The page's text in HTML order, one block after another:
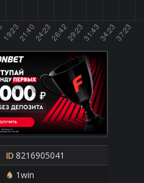
8216905041
1win